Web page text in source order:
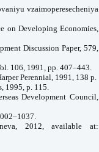
vzaimoperesecheniya
on Developing Economies,
Discussion Paper, 579,
106, 1991, pp. 407–443.
Perennial, 1991, 138 р.
1995, p. 115.
Development Council,
2012, available at: